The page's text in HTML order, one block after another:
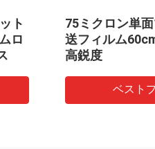
ト
ロ
75ミクロン単
送フィルム
高鋭度
ベスト